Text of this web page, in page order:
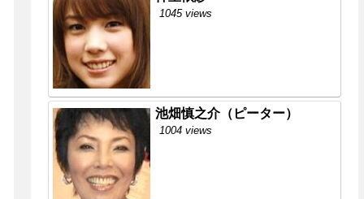
1045 views
池畑慎之介（ピーター）
1004 views